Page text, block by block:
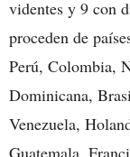
videntes y 9 con
proceden de
Perú, Colombia,
Dominicana,
Venezuela,